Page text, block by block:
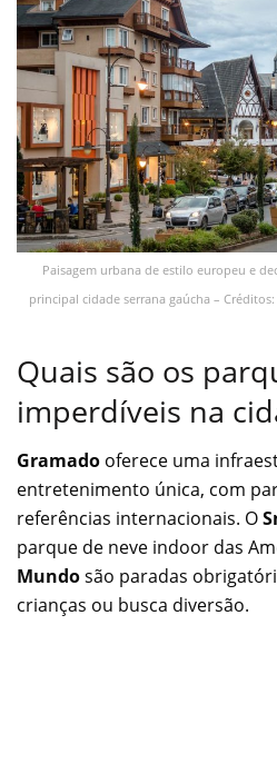
Paisagem urbana de estilo europeu e
principal cidade serrana gaúcha –
Quais são os
imperdíveis na
Gramado oferece uma
entretenimento única, com
referências internacionais. O
parque de neve indoor das
Mundosão paradas
crianças ou busca diversão.